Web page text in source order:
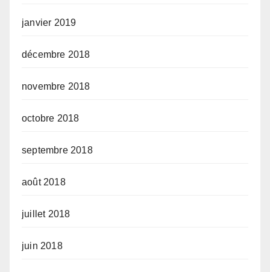
janvier 2019
décembre 2018
novembre 2018
octobre 2018
septembre 2018
août 2018
juillet 2018
juin 2018